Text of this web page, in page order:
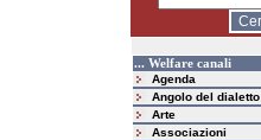
... Welfare canali
Agenda
Angolo del dialetto
Arte
Associazioni